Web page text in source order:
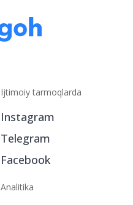
Ijtimoiy tarmoqlarda
Instagram
Telegram
Facebook
Analitika